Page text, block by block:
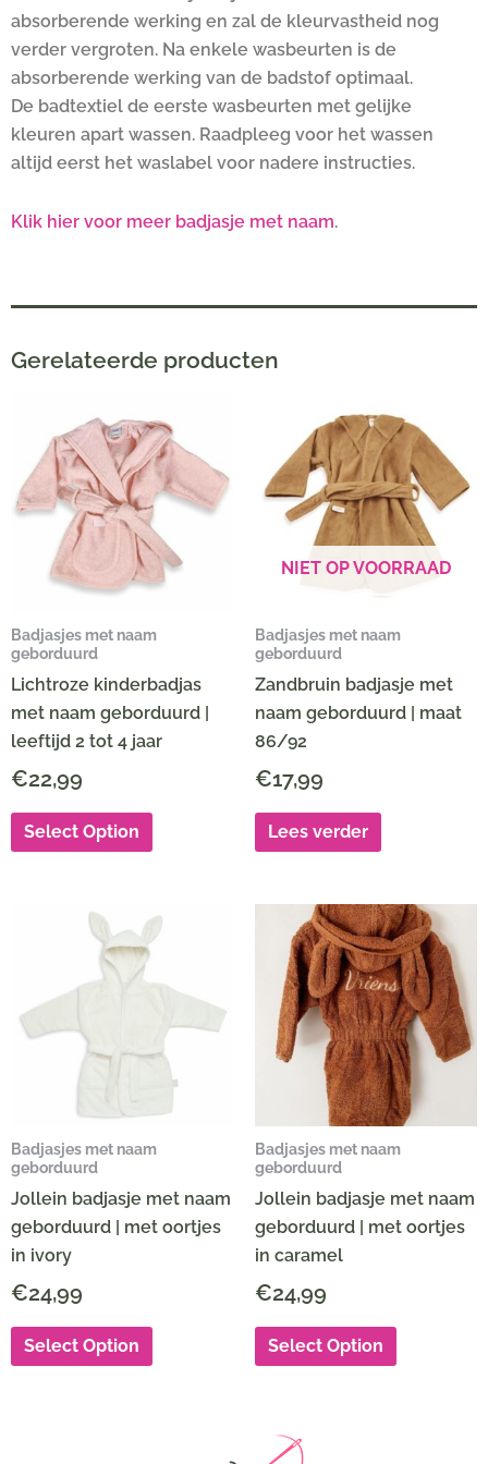
absorberende werking en zal de kleurvastheid nog
verder vergroten. Na enkele wasbeurten is de
absorberende werking van de badstof optimaal.
De badtextiel de eerste wasbeurten met gelijke
kleuren apart wassen. Raadpleeg voor het wassen
altijd eerst het waslabel voor nadere instructies.
Klik hier voor meer badjasje met naam.
Gerelateerde producten
Badjasjes met naam
geborduurd
Lichtroze kinderbadjas
met naam geborduurd |
leeftijd 2 tot 4 jaar
€22,99
Select Option
NIET OP VOORRAAD
Badjasjes met naam
geborduurd
Zandbruin badjasje met
naam geborduurd | maat
86/92
€17,99
Lees verder
Badjasjes met naam
geborduurd
Jollein badjasje met naam
geborduurd | met oortjes
in ivory
€24,99
Select Option
Badjasjes met naam
geborduurd
Jollein badjasje met naam
geborduurd | met oortjes
in caramel
€24,99
Select Option